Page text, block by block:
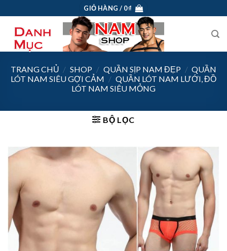
to
content
GIỎ HÀNG / 0₫
TRANG CHỦ / SHOP / QUẦN SỊP NAM ĐẸP / QUẦN
LÓT NAM SIÊU GỢI CẢM / QUẦN LÓT NAM LƯỚI, ĐỒ
LÓT NAM SIÊU MỎNG
BỘ LỌC